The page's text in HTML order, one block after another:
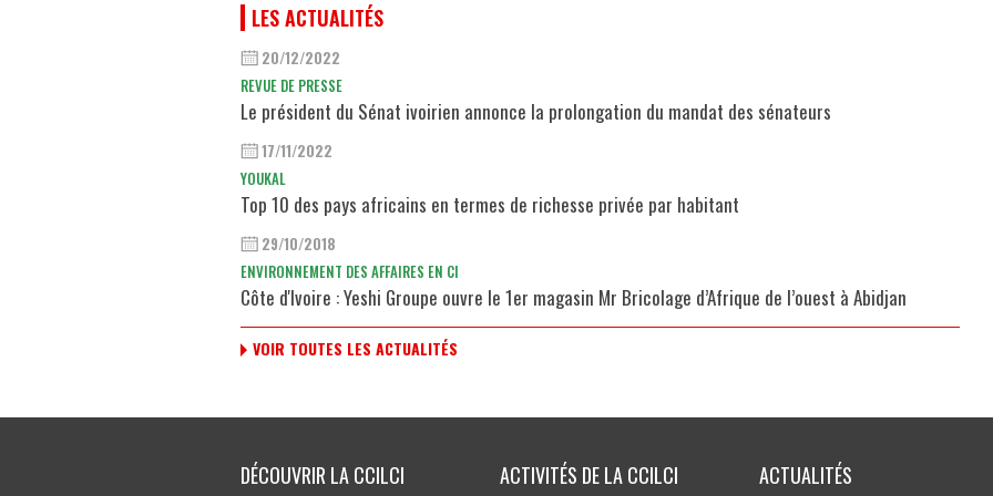
LES ACTUALITÉS
20/12/2022
REVUE DE PRESSE
Le président du Sénat ivoirien annonce la prolongation du mandat des sénateurs
17/11/2022
YOUKAL
Top 10 des pays africains en termes de richesse privée par habitant
29/10/2018
ENVIRONNEMENT DES AFFAIRES EN CI
Côte d'Ivoire : Yeshi Groupe ouvre le 1er magasin Mr Bricolage d’Afrique de l’ouest à Abidjan
VOIR TOUTES LES ACTUALITÉS
DÉCOUVRIR LA CCILCI ACTIVITÉS DE LA CCILCI ACTUALITÉS